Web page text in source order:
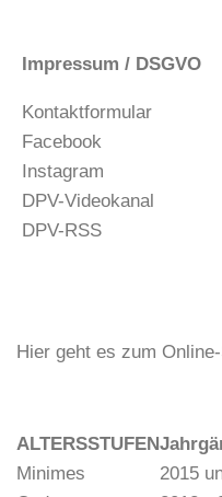
Impressum / DSGVO
Kontaktformular
Facebook
Instagram
DPV-Videokanal
DPV-RSS
Hier geht es zum
ALTERSSTUFEN
Minimes
2015